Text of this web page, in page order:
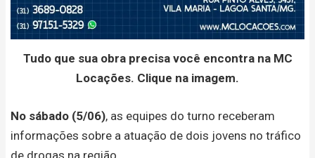
Tudo que sua obra precisa você encontra na MC
Locações. Clique na imagem.
No sábado (5/06), as equipes do turno receberam
informações sobre a atuação de dois jovens no tráfico
de drogas na região.